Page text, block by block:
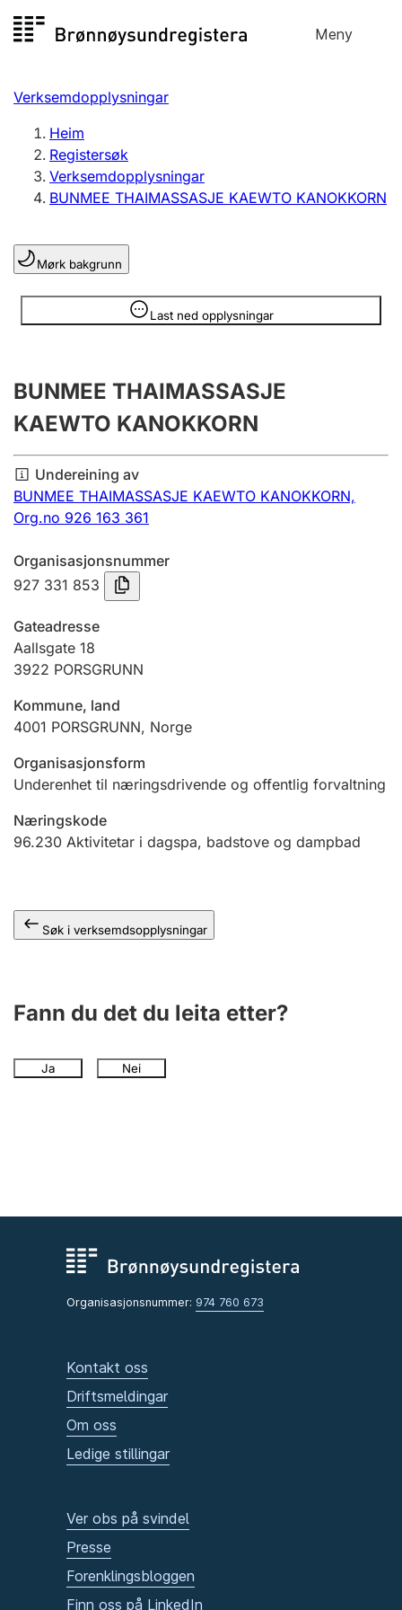
til
Meny
Registersøk
Aksjeselskap
Enkeltpersonføretak
Registrere, endre, slette
Lag og foreining
Registrere, endre, slette
Årsrekneskap
Innsending og forseinkingsgebyr
Tinglysing
Jeger
Ektepaktrettleiaren
Verksemdopplysningar
Heim
Registersøk
Verksemdopplysningar
BUNMEE THAIMASSASJE KAEWTO KANOKKORN
Mørk bakgrunn
Last ned opplysningar
Opplysninger er skjult
BUNMEE THAIMASSASJE
KAEWTO KANOKKORN
Undereining av
BUNMEE THAIMASSASJE KAEWTO KANOKKORN,
Org.no 926 163 361
Organisasjonsnummer
927 331 853
Gateadresse
Aallsgate 18
3922 PORSGRUNN
Kommune, land
4001 PORSGRUNN, Norge
Organisasjonsform
Underenhet til næringsdrivende og offentlig forvaltning
Næringskode
96.230 Aktivitetar i dagspa, badstove og dampbad
Søk i verksemdsopplysningar
Fann du det du leita etter?
Ja Nei
Organisasjonsnummer: 974 760 673
Kontakt oss
Driftsmeldingar
Om oss
Ledige stillingar
Ver obs på svindel
Presse
Forenklingsbloggen
Finn oss på LinkedIn